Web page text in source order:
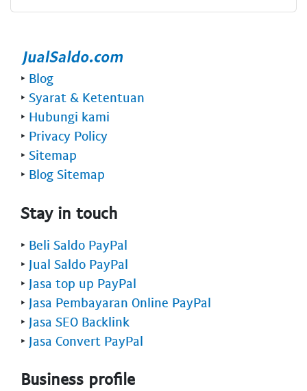
‣ Blog
‣ Syarat & Ketentuan
‣ Hubungi kami
‣ Privacy Policy
‣ Sitemap
‣ Blog Sitemap
Stay in touch
‣ Beli Saldo PayPal
‣ Jual Saldo PayPal
‣ Jasa top up PayPal
‣ Jasa Pembayaran Online PayPal
‣ Jasa SEO Backlink
‣ Jasa Convert PayPal
Business profile